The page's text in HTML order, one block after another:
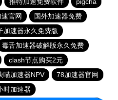
推特加速免费软件
pigcha
官网
国外加速器免费
加速器永久免费版
毒舌加速器破解版永久免费
clash节点购买2元
喵加速器NPV
78加速器官网
时加速器